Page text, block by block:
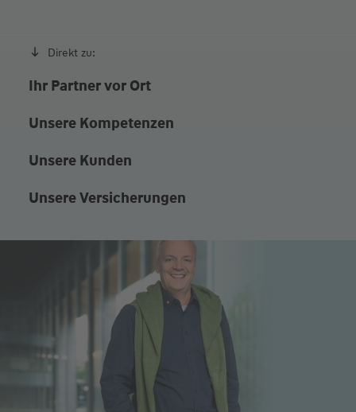
Direkt zu:
Ihr Partner vor Ort
Unsere Kompetenzen
Unsere Kunden
Unsere Versicherungen